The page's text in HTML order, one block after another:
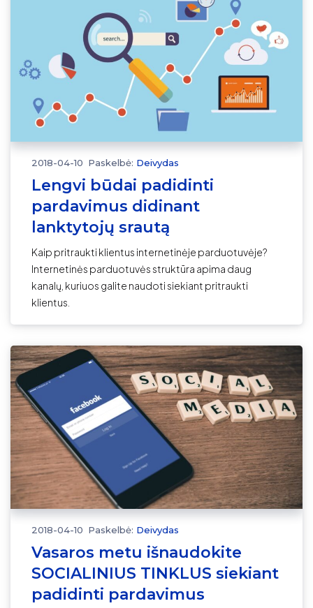
2018-04-10 Paskelbė: Deivydas
Lengvi būdai padidinti
pardavimus didinant
lanktytojų srautą
Kaip pritraukti klientus internetinėje parduotuvėje?
Internetinės parduotuvės struktūra apima daug
kanalų, kuriuos galite naudoti siekiant pritraukti
klientus.
2018-04-10 Paskelbė: Deivydas
Vasaros metu išnaudokite
SOCIALINIUS TINKLUS siekiant
padidinti pardavimus